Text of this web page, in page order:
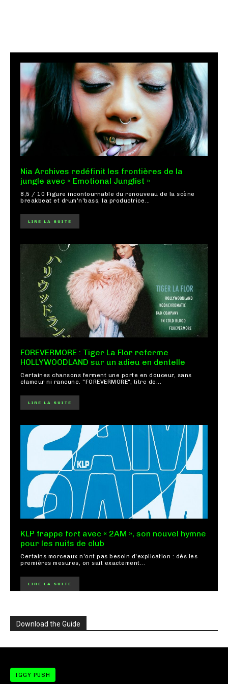
Nia Archives redéfinit les frontières de la
jungle avec « Emotional Junglist »
8,5 / 10 Figure incontournable du renouveau de la scène
breakbeat et drum'n'bass, la productrice...
LIRE LA SUITE
FOREVERMORE : Tiger La Flor referme
HOLLYWOODLAND sur un adieu en dentelle
Certaines chansons ferment une porte en douceur, sans
clameur ni rancune. "FOREVERMORE", titre de...
LIRE LA SUITE
KLP frappe fort avec « 2AM », son nouvel hymne
pour les nuits de club
Certains morceaux n'ont pas besoin d'explication : dès les
premières mesures, on sait exactement...
LIRE LA SUITE
Download the Guide
IGGY PUSH